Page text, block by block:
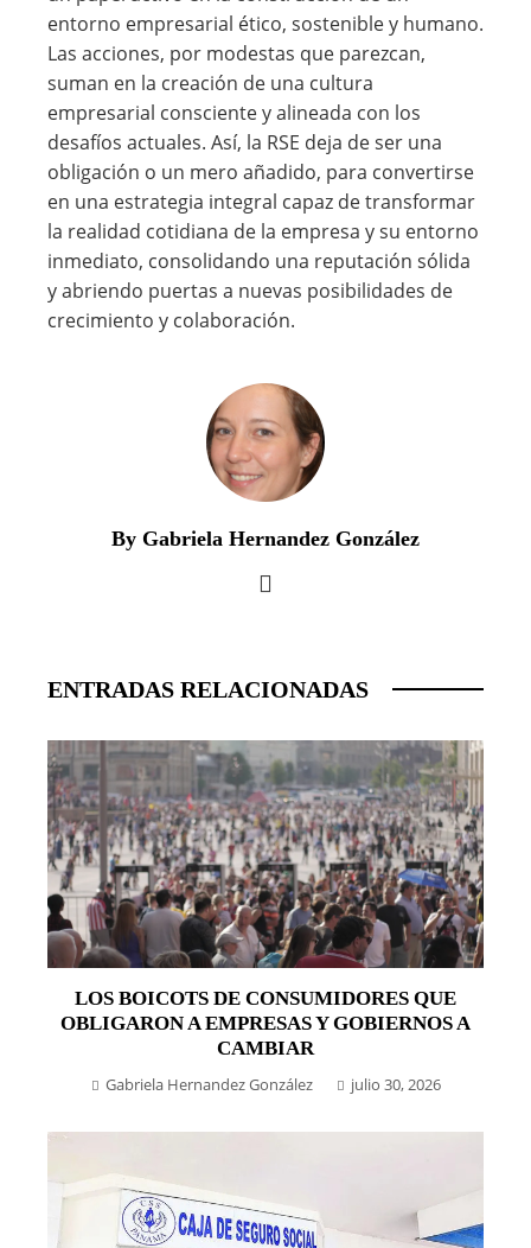
entorno empresarial ético, sostenible y humano.
Las acciones, por modestas que parezcan,
suman en la creación de una cultura
empresarial consciente y alineada con los
desafíos actuales. Así, la RSE deja de ser una
obligación o un mero añadido, para convertirse
en una estrategia integral capaz de transformar
la realidad cotidiana de la empresa y su entorno
inmediato, consolidando una reputación sólida
y abriendo puertas a nuevas posibilidades de
crecimiento y colaboración.
By Gabriela Hernandez González
ENTRADAS RELACIONADAS
LOS BOICOTS DE CONSUMIDORES QUE
OBLIGARON A EMPRESAS Y GOBIERNOS A
CAMBIAR
Gabriela Hernandez González julio 30, 2026